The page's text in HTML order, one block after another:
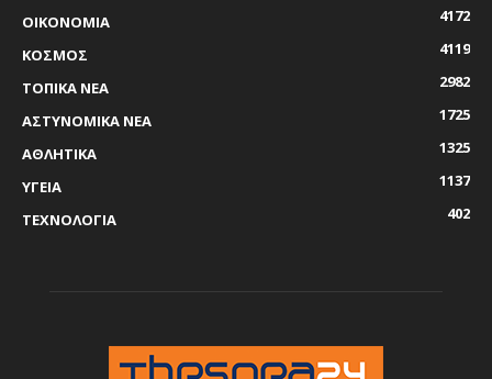
ΟΙΚΟΝΟΜΙΑ
4172
ΚΟΣΜΟΣ
4119
ΤΟΠΙΚΑ ΝΕΑ
2982
ΑΣΤΥΝΟΜΙΚΑ ΝΕΑ
1725
ΑΘΛΗΤΙΚΑ
1325
ΥΓΕΙΑ
1137
ΤΕΧΝΟΛΟΓΙΑ
402